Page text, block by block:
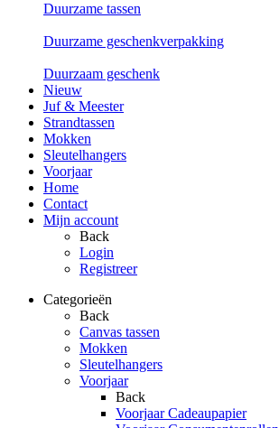
Duurzame tassen
Duurzame geschenkverpakking
Duurzaam geschenk
Nieuw
Juf & Meester
Strandtassen
Mokken
Sleutelhangers
Voorjaar
Home
Contact
Mijn account
Back
Login
Registreer
Categorieën
Back
Canvas tassen
Mokken
Sleutelhangers
Voorjaar
Back
Voorjaar Cadeaupapier